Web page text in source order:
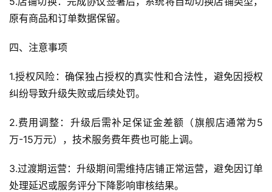
原有商品和订单数据保留。
四、注意事项
1.授权风险：确保独占授权的真实性和合法性，避免因授权
纠纷导致升级失败或后续处罚。
2.费用调整：升级后需补足保证金差额（旗舰店通常为5
万-15万元），技术服务费年费也可能上调。
3.过渡期运营：升级期间需维持店铺正常运营，避免因订单
处理延迟或服务评分下降影响审核结果。